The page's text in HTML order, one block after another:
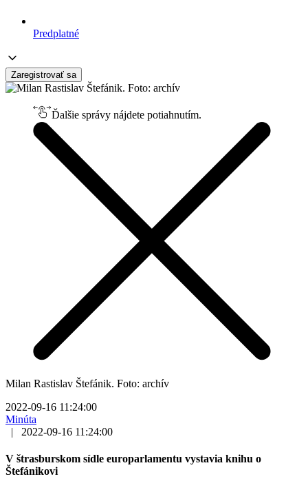
Predplatné
Zaregistrovať sa
Ďalšie správy nájdete potiahnutím.
Milan Rastislav Štefánik. Foto: archív
2022-09-16 11:24:00
Minúta
|
2022-09-16 11:24:00
V štrasburskom sídle europarlamentu vystavia knihu o
Štefánikovi